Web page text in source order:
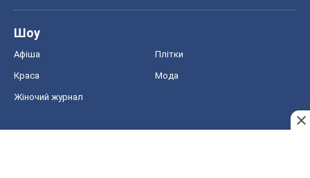
Шоу
Афіша Плітки
Краса Мода
Жіночий журнал